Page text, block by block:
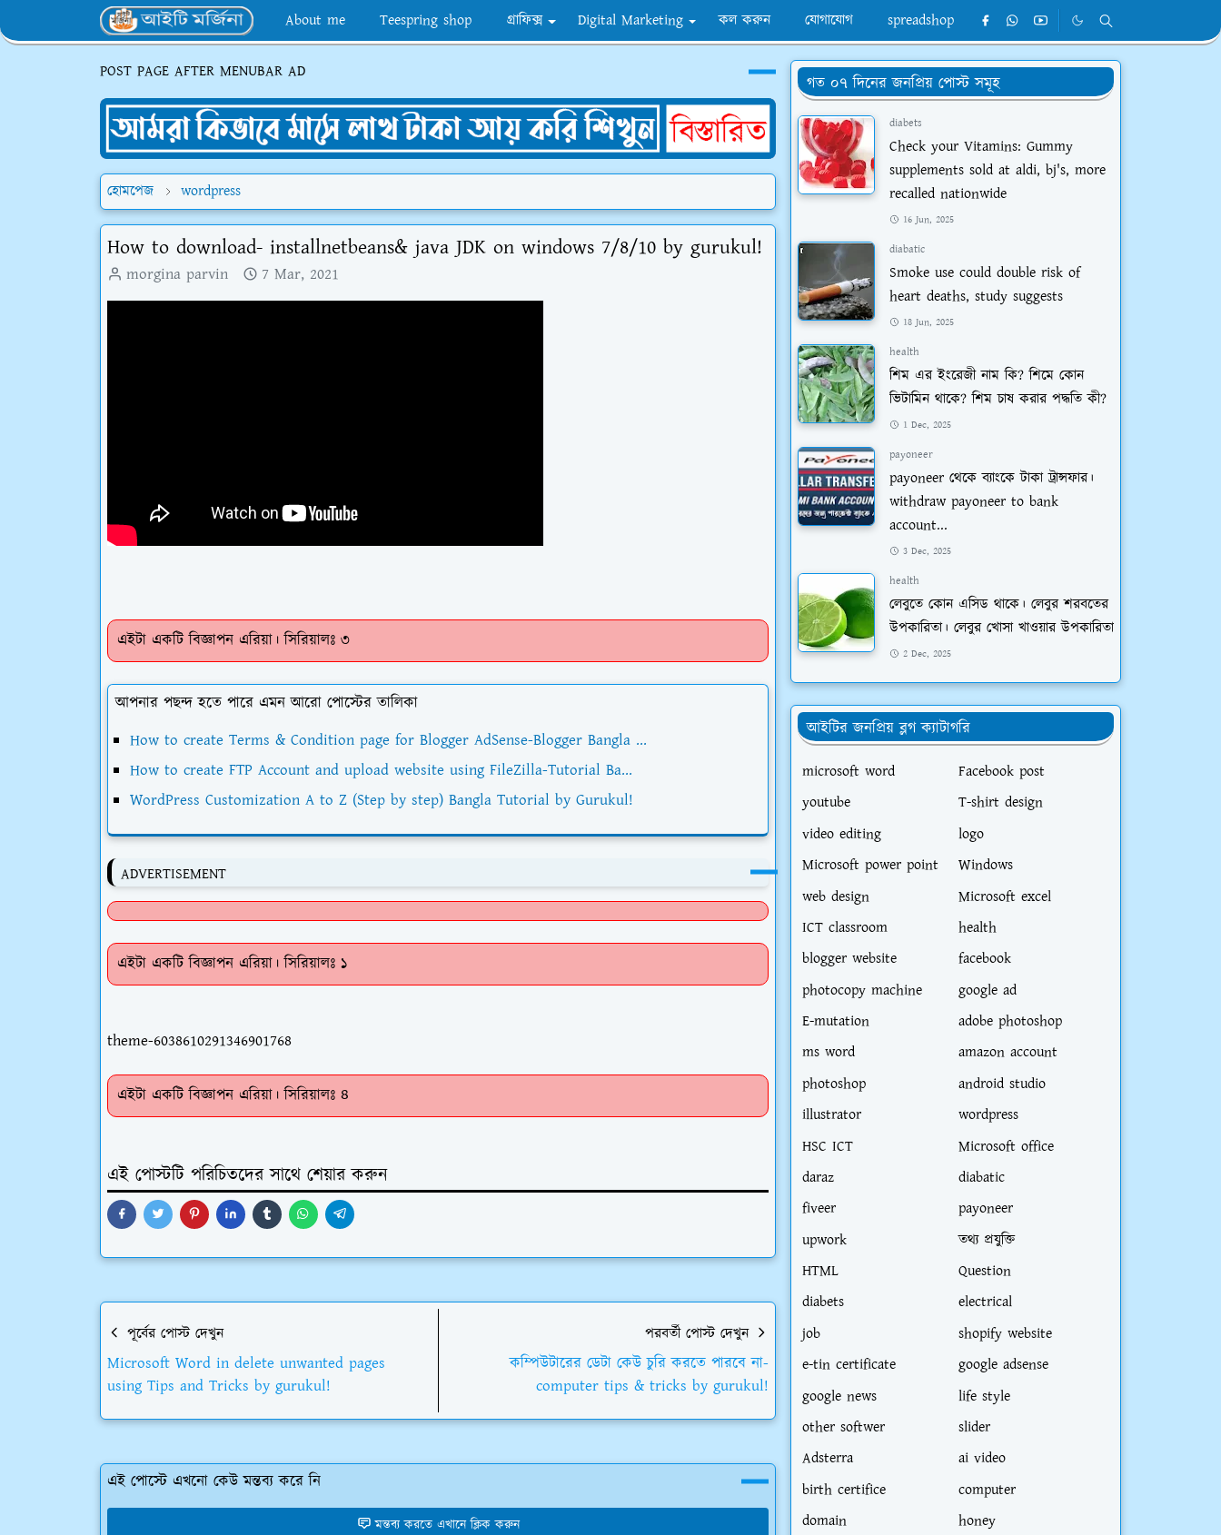
About me Teespring shop গ্রাফিক্স Digital Marketing কল করুন যোগাযোগ spreadshop
POST PAGE AFTER MENUBAR AD
হোমপেজ wordpress
How to download- installnetbeans& java JDK on windows 7/8/10 by gurukul!
morgina parvin 7 Mar, 2021
এইটা একটি বিজ্ঞাপন এরিয়া। সিরিয়ালঃ ৩
আপনার পছন্দ হতে পারে এমন আরো পোস্টের তালিকা
How to create Terms & Condition page for Blogger AdSense-Blogger Bangla ...
How to create FTP Account and upload website using FileZilla-Tutorial Ba...
WordPress Customization A to Z (Step by step) Bangla Tutorial by Gurukul!
ADVERTISEMENT
এইটা একটি বিজ্ঞাপন এরিয়া। সিরিয়ালঃ ১
theme-6038610291346901768
এইটা একটি বিজ্ঞাপন এরিয়া। সিরিয়ালঃ ৪
এই পোস্টটি পরিচিতদের সাথে শেয়ার করুন
পূর্বের পোস্ট দেখুন
Microsoft Word in delete unwanted pages
using Tips and Tricks by gurukul!
পরবর্তী পোস্ট দেখুন
কম্পিউটারের ডেটা কেউ চুরি করতে পারবে না-
computer tips & tricks by gurukul!
এই পোস্টে এখনো কেউ মন্তব্য করে নি
মন্তব্য করতে এখানে ক্লিক করুন
গত ০৭ দিনের জনপ্রিয় পোস্ট সমূহ
diabets
Check your Vitamins: Gummy
supplements sold at aldi, bj's, more
recalled nationwide
16 Jun, 2025
diabatic
Smoke use could double risk of
heart deaths, study suggests
18 Jun, 2025
health
শিম এর ইংরেজী নাম কি? শিমে কোন
ভিটামিন থাকে? শিম চাষ করার পদ্ধতি কী?
1 Dec, 2025
payoneer
payoneer থেকে ব্যাংকে টাকা ট্রান্সফার।
withdraw payoneer to bank
account...
3 Dec, 2025
health
লেবুতে কোন এসিড থাকে। লেবুর শরবতের
উপকারিতা। লেবুর খোসা খাওয়ার উপকারিতা
2 Dec, 2025
আইটির জনপ্রিয় ব্লগ ক্যাটাগরি
microsoft word
Facebook post
youtube
T-shirt design
video editing
logo
Microsoft power point
Windows
web design
Microsoft excel
ICT classroom
health
blogger website
facebook
photocopy machine
google ad
E-mutation
adobe photoshop
ms word
amazon account
photoshop
android studio
illustrator
wordpress
HSC ICT
Microsoft office
daraz
diabatic
fiveer
payoneer
upwork
তথ্য প্রযুক্তি
HTML
Question
diabets
electrical
job
shopify website
e-tin certificate
google adsense
google news
life style
other softwer
slider
Adsterra
ai video
birth certifice
computer
domain
honey